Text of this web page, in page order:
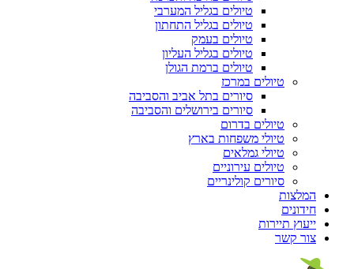
טיולים בגליל המערבי
טיולים בגליל התחתון
טיולים בעמק
טיולים בגליל העליון
טיולים ברמת הגולן
טיולים במרכז
סיורים בתל אביב והסביבה
סיורים בירושלים והסביבה
טיולים בדרום
טיולי משפחות בארץ
טיולי גמלאים
טיולים עירוניים
סיורים קולינריים
המלצות
חידונים
ייעוץ תיירות
צור קשר